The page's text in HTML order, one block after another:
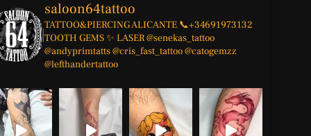
saloon64tattoo
TATTOO&PIERCINGALICANTE 📞+34691973132
TOOTH GEMS ✨ LASER@senekas_tattoo
@andyprimtatts@cris_fast_tattoo@catogemzz
@lefthandertattoo